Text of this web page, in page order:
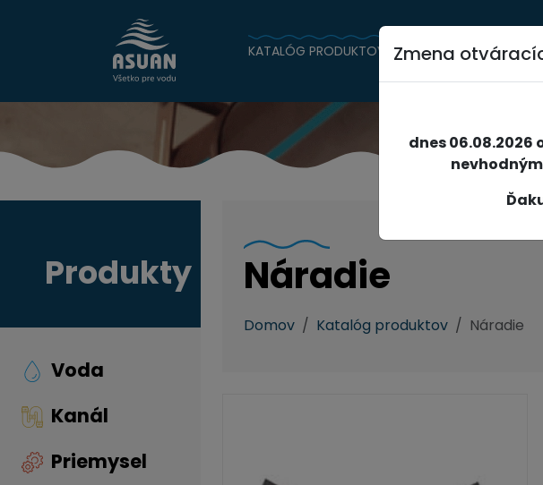
KATALÓG PRODUKTOV AKCIE NOVINKY
Produkty
Voda
Kanál
Priemysel
Náradie
Domov Katalóg produktov Náradie
Zmena
dnes 06.08.2026